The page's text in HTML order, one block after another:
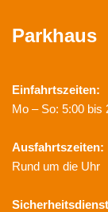
Parkhaus
Einfahrtszeiten:
Mo – So: 5:00 bis
Ausfahrtszeiten:
Rund um die Uhr